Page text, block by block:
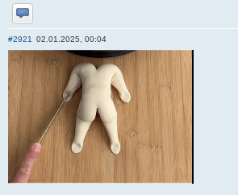
Отправить личное сообщение
#2921 02.01.2025, 00:04